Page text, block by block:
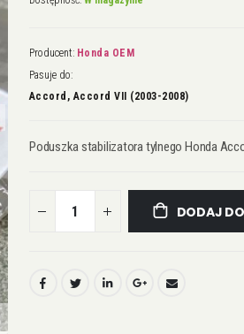
Producent: Honda OEM
Pasuje do:
Accord, Accord VII (2003-2008)
Poduszka stabilizatora tylnego Honda
DODAJ